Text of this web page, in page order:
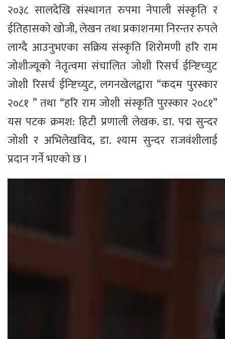
२०३८ सालदेखि संस्थागत रुपमा नेपाली संस्कृति र
ईतिहासको खोजी, लेखन तथा प्रकाशनमा निरन्तर रुपले
लाग्दै आउनुभएका सक्रिय संस्कृति शिरोमणी हरि राम
जोशीज्यूको नेतृत्वमा संचालित जोशी रिसर्च ईन्ष्टिच्युट
जोशी रिसर्च ईन्ष्टिच्युट, लगनखेलद्वारा “कदम पुरस्कार
२०८१ ” तथा “हरि राम जोशी संस्कृति पुरस्कार २०८१”
यस पटक क्रमश: हिटी प्रणाली लेखक. डा. पद्म सुन्दर
जोशी र अभिलेखविद, डा. श्याम सुन्दर राजवंशीलाई
प्रदान गर्ने भएको छ ।